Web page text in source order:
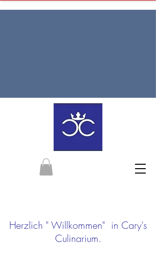
Herzlich " Willkommen" in Cary's
Culinarium.